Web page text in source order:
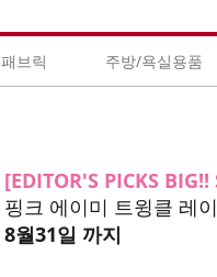
패브릭 주방/욕실용품
[EDITOR'S PICKS
핑크 에이미 트윙클 레
8월31일 까지